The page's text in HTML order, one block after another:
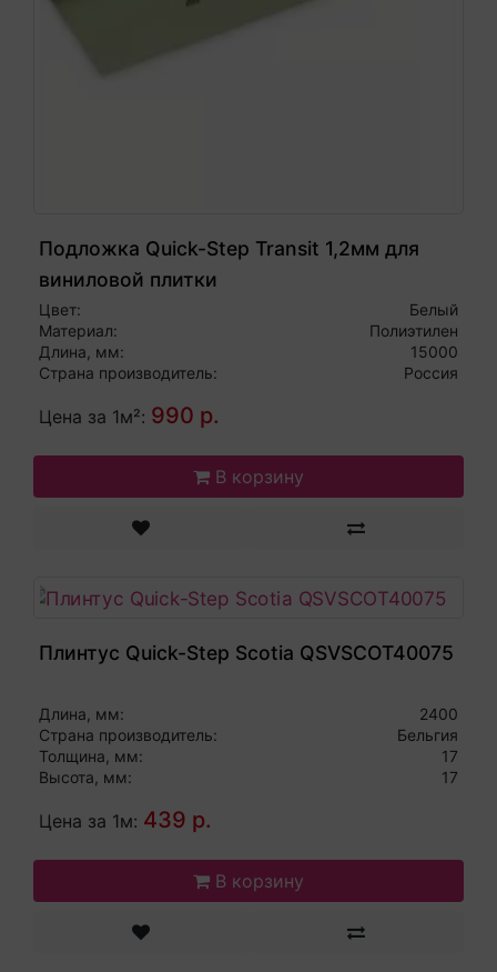
Подложка Quick-Step Transit 1,2мм для
виниловой плитки
Цвет:
Белый
Материал:
Полиэтилен
Длина, мм:
15000
Страна производитель:
Россия
Цена за 1м²: 990 р.
В корзину
Плинтус Quick-Step Scotia QSVSCOT40075
Длина, мм:
2400
Страна производитель:
Бельгия
Толщина, мм:
17
Высота, мм:
17
Цена за 1м: 439 р.
В корзину